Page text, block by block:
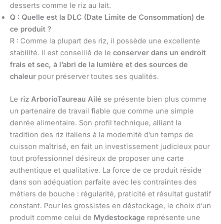
desserts comme le riz au lait.
Q : Quelle est la DLC (Date Limite de Consommation) de
ce produit ?
R : Comme la plupart des riz, il possède une excellente
stabilité. Il est conseillé de le conserver dans un endroit
frais et sec, à l’abri de la lumière et des sources de
chaleur pour préserver toutes ses qualités.
Le riz ArborioTaureau Ailé se présente bien plus comme
un partenaire de travail fiable que comme une simple
denrée alimentaire. Son profil technique, alliant la
tradition des riz italiens à la modernité d’un temps de
cuisson maîtrisé, en fait un investissement judicieux pour
tout professionnel désireux de proposer une carte
authentique et qualitative. La force de ce produit réside
dans son adéquation parfaite avec les contraintes des
métiers de bouche : régularité, praticité et résultat gustatif
constant. Pour les grossistes en déstockage, le choix d’un
produit comme celui de Mydestockage représente une